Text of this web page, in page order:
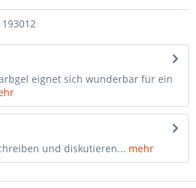
193012
eignet sich wunderbar für ein
und diskutieren... mehr